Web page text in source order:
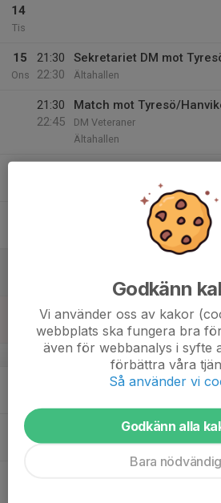
14
Tis
15
Ons
21:30
22:30
Sekretariet DM mot
Ältahallen
21:30
22:45
Match mot Tyresö/
DM Veteraner
Ältahallen
21:00
22:00
Träning
Ältahallen
v.4
21
Godkänn
Vi använder oss av kakor
webbplats ska fungera bra
även för webbanalys i syfte
förbättra våra
Så använder vi
Godkänn alla
Bara